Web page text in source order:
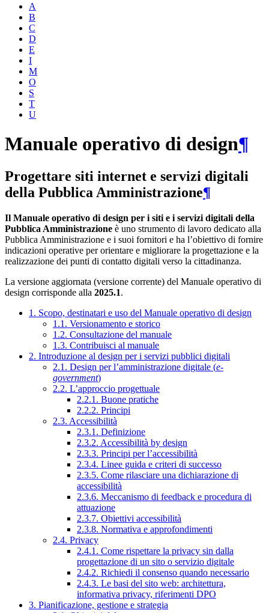
A
B
C
D
E
I
M
O
S
T
U
Manuale operativo di design¶
Progettare siti internet e servizi digitali
della Pubblica Amministrazione¶
Il Manuale operativo di design per i siti e i servizi digitali della
Pubblica Amministrazione è uno strumento di lavoro dedicato alla
Pubblica Amministrazione e i suoi fornitori e ha l’obiettivo di fornire
indicazioni operative per orientare e migliorare la progettazione e la
realizzazione dei punti di contatto digitali verso la cittadinanza.
La versione aggiornata (versione corrente) del Manuale operativo di
design corrisponde alla 2025.1.
1. Scopo, destinatari e uso del Manuale operativo di design
1.1. Versionamento e storico
1.2. Consultazione del manuale
1.3. Contribuisci al manuale
2. Introduzione al design per i servizi pubblici digitali
2.1. Design per l’amministrazione digitale (e-
government)
2.2. L’approccio progettuale
2.2.1. Buone pratiche
2.2.2. Principi
2.3. Accessibilità
2.3.1. Definizione
2.3.2. Accessibilità by design
2.3.3. Principi per l’accessibilità
2.3.4. Linee guida e criteri di successo
2.3.5. Come rilasciare una dichiarazione di
accessibilità
2.3.6. Meccanismo di feedback e procedura di
attuazione
2.3.7. Obiettivi accessibilità
2.3.8. Normativa e approfondimenti
2.4. Privacy
2.4.1. Come rispettare la privacy sin dalla
progettazione di un sito o servizio digitale
2.4.2. Richiedi il consenso quando necessario
2.4.3. Le basi del sito web: architettura,
informativa privacy, riferimenti DPO
3. Pianificazione, gestione e strategia